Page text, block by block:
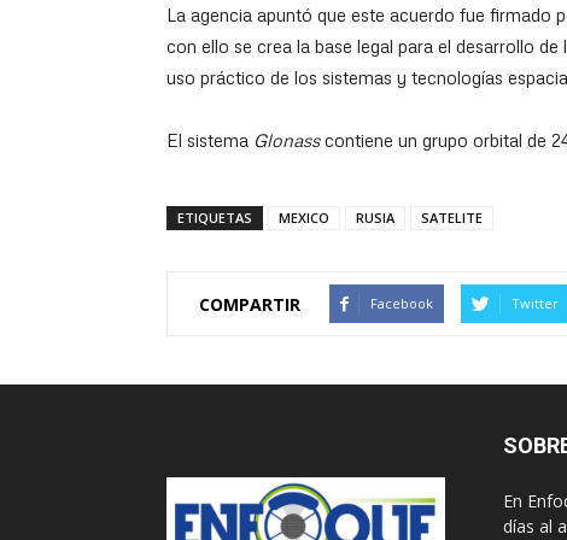
La agencia apuntó que este acuerdo fue firmado
con ello se crea la base legal para el desarrollo
uso práctico de los sistemas y tecnologías
El sistema Glonasscontiene un grupo orbital de
ETIQUETAS MEXICO RUSIA SATELITE
COMPARTIR Facebook Twitter
En
días al